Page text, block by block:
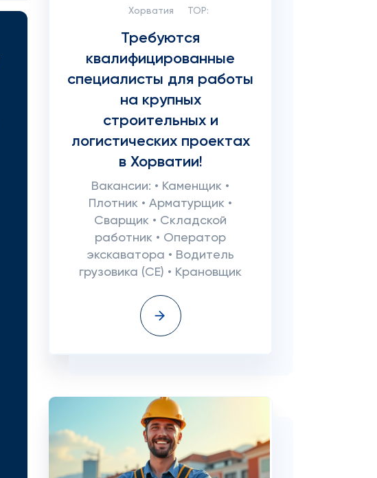
Хорватия TOP:
Требуются
квалифицированные
специалисты для работы
на крупных
строительных и
логистических проектах
в Хорватии!
Вакансии: • Каменщик •
Плотник • Арматурщик •
Сварщик • Складской
работник • Оператор
экскаватора • Водитель
грузовика (CE) • Крановщик